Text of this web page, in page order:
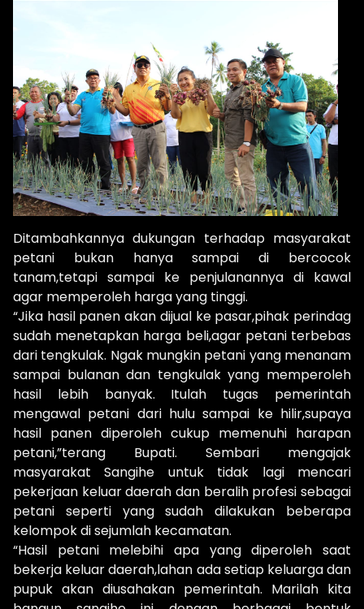
Ditambahkannya dukungan terhadap masyarakat
petani bukan hanya sampai di bercocok
tanam,tetapi sampai ke penjulanannya di kawal
agar memperoleh harga yang tinggi.
“Jika hasil panen akan dijual ke pasar,pihak perindag
sudah menetapkan harga beli,agar petani terbebas
dari tengkulak. Ngak mungkin petani yang menanam
sampai bulanan dan tengkulak yang memperoleh
hasil lebih banyak. Itulah tugas pemerintah
mengawal petani dari hulu sampai ke hilir,supaya
hasil panen diperoleh cukup memenuhi harapan
petani,”terang Bupati. Sembari mengajak
masyarakat Sangihe untuk tidak lagi mencari
pekerjaan keluar daerah dan beralih profesi sebagai
petani seperti yang sudah dilakukan beberapa
kelompok di sejumlah kecamatan.
“Hasil petani melebihi apa yang diperoleh saat
bekerja keluar daerah,lahan ada setiap keluarga dan
pupuk akan diusahakan pemerintah. Marilah kita